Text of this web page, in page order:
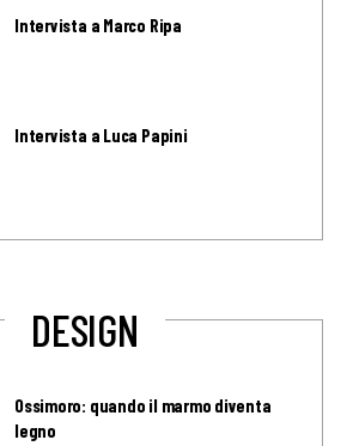
Intervista a Marco Ripa
Intervista a Luca Papini
DESIGN
Ossimoro: quando il marmo diventa
legno